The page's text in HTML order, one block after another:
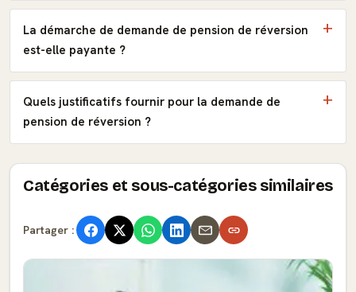
La démarche de demande de pension de réversion
est-elle payante ?
Quels justificatifs fournir pour la demande de
pension de réversion ?
Catégories et sous-catégories similaires
Partager :